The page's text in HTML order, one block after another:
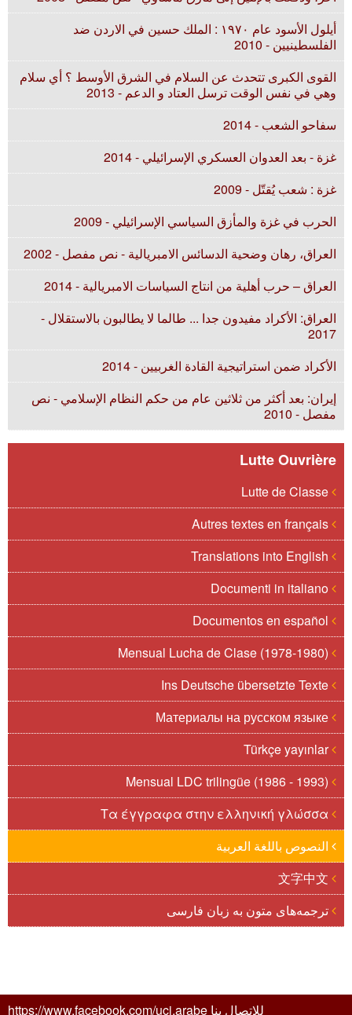
أيلول الأسود عام ۱٩٧٠ : الملك حسين في الاردن ضد
الفلسطينيين - 2010
القوى الكبرى تتحدث عن السلام في الشرق الأوسط ؟ أي سلام
وهي في نفس الوقت ترسل العتاد و الدعم - 2013
سفاحو الشعب - 2014
غزة - بعد العدوان العسكري الإسرائيلي - 2014
غزة : شعب يُقتّل - 2009
الحرب في غزة والمأزق السياسي الإسرائيلي - 2009
العراق، رهان وضحية الدسائس الامبريالية - نص مفصل - 2002
العراق – حرب أهلية من انتاج السياسات الامبريالية - 2014
العراق: الأكراد مفيدون جدا ... طالما لا يطالبون بالاستقلال -
2017
الأكراد ضمن استراتيجية القادة الغربيين - 2014
إيران: بعد أكثر من ثلاثين عام من حكم النظام الإسلامي - نص
مفصل - 2010
Lutte Ouvrière
Türkçe yayınlar
النصوص باللغة العربية
ترجمه‌های متون به زبان فارسی
للاتصال بنا https://www.facebook.com/uci.arabe